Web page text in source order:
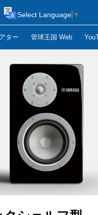
ター 管球王国 Web
Select Language ▼